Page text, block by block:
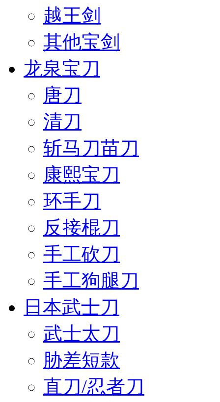
越王剑
其他宝剑
龙泉宝刀
唐刀
清刀
斩马刀苗刀
康熙宝刀
环手刀
反接棍刀
手工砍刀
手工狗腿刀
日本武士刀
武士太刀
胁差短款
直刀/忍者刀